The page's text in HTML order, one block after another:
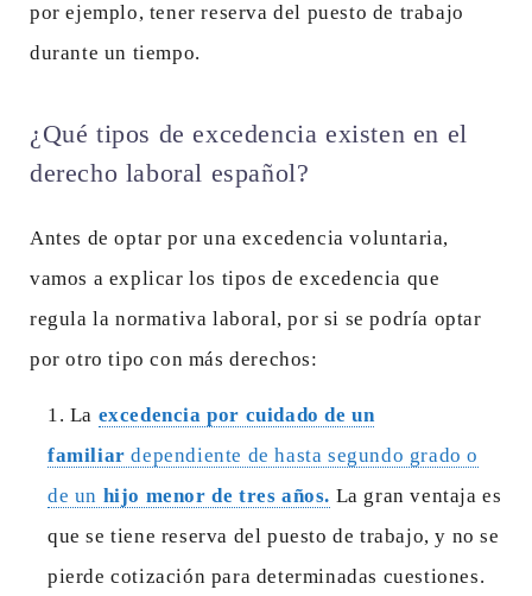
por ejemplo, tener reserva del puesto de trabajo
durante un tiempo.
¿Qué tipos de excedencia existen en el
derecho laboral español?
Antes de optar por una excedencia voluntaria,
vamos a explicar los tipos de excedencia que
regula la normativa laboral, por si se podría optar
por otro tipo con más derechos:
La excedencia por cuidado de un
familiar dependiente de hasta segundo grado o
de un hijo menor de tres años. La gran ventaja es
que se tiene reserva del puesto de trabajo, y no se
pierde cotización para determinadas cuestiones.